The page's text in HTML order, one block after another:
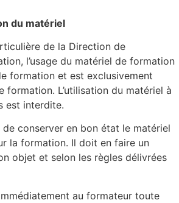
du matériel
de la Direction de
l’usage du matériel de formation
formation et est exclusivement
formation. L’utilisation du matériel à
est interdite.
conserver en bon état le matériel
la formation. Il doit en faire un
objet et selon les règles délivrées
au formateur toute